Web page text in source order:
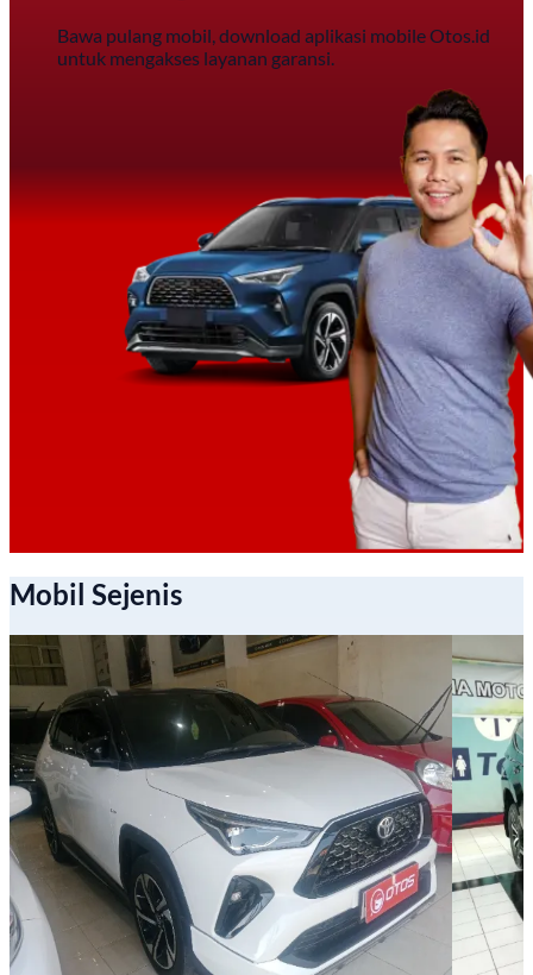
Bawa pulang mobil, download aplikasi mobile Otos.id
untuk mengakses layanan garansi.
Mobil Sejenis